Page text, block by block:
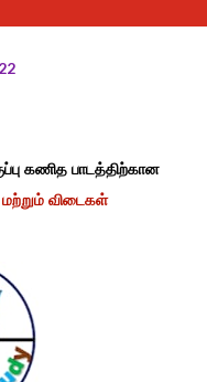
கணித பாடத்திற்கான
விடைகள்